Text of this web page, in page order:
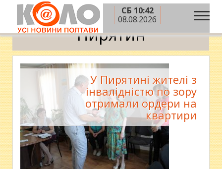
СБ 10:42
08.08.2026
Головна » Пирятин
Пирятин
У Пирятині жителі з
інвалідністю по зору
отримали ордери на
квартири